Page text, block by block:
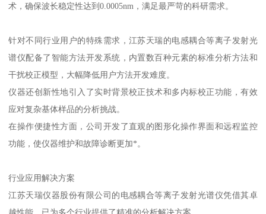
术，确保波长稳定性达到0.0005nm，满足最严苛的科研需求。
针对不同行业用户的特殊需求，江苏天瑞的电感耦合等离子发射光
谱仪配备了智能方法开发系统，内置数百种元素的标准分析方法和
干扰校正模型，大幅降低用户方法开发难度。
仪器还创新性地引入了实时背景校正技术和多内标校正功能，有效
应对复杂基体样品的分析挑战。
在操作便捷性方面，公司开发了直观的图形化操作界面和远程监控
功能，使仪器维护和故障诊断更加*。
行业应用解决方案
江苏天瑞仪器股份有限公司的电感耦合等离子发射光谱仪凭借其卓
越性能，已为多个行业提供了精准的分析解决方案。